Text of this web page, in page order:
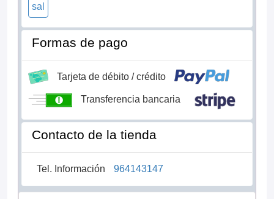
sal
Formas de pago
Tarjeta de débito / crédito
Transferencia bancaria
Contacto de la tienda
Tel. Información 964143147